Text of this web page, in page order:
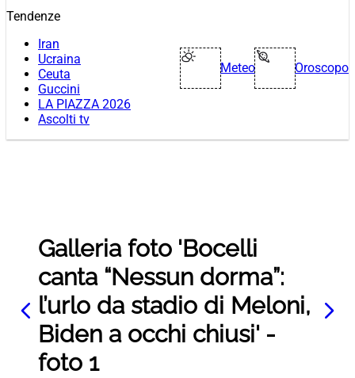
Tendenze
Iran
Ucraina
Ceuta
Guccini
LA PIAZZA 2026
Ascolti tv
Meteo Oroscopo
Galleria foto 'Bocelli
canta “Nessun dorma”:
l’urlo da stadio di Meloni,
Biden a occhi chiusi' -
foto 1